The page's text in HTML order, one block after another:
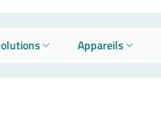
Appareils